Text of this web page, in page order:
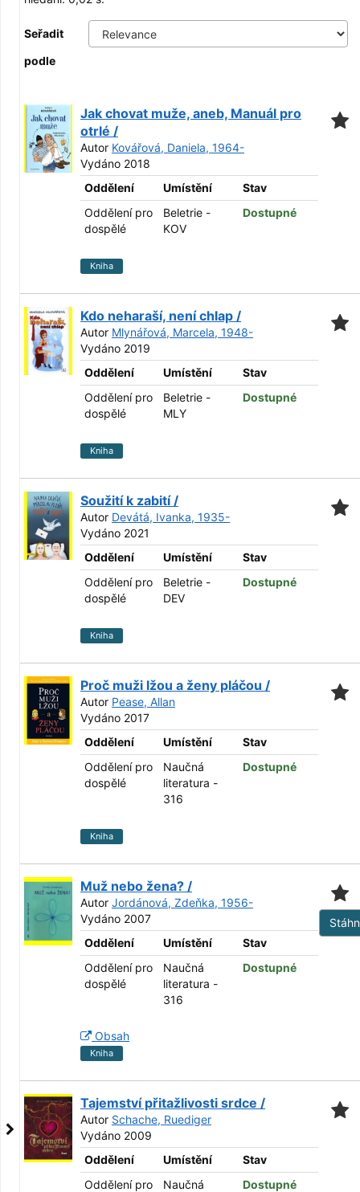
Seřadit
podle
Jak chovat muže, aneb, Manuál pro
otrlé /
Autor Kovářová, Daniela, 1964-
Vydáno 2018
Oddělení
Umístění
Stav
Oddělení pro
dospělé
Beletrie -
KOV
Dostupné
Kniha
Kdo neharaší, není chlap /
Autor Mlynářová, Marcela, 1948-
Vydáno 2019
Oddělení
Umístění
Stav
Oddělení pro
dospělé
Beletrie -
MLY
Dostupné
Kniha
Soužití k zabití /
Autor Devátá, Ivanka, 1935-
Vydáno 2021
Oddělení
Umístění
Stav
Oddělení pro
dospělé
Beletrie -
DEV
Dostupné
Kniha
Proč muži lžou a ženy pláčou /
Autor Pease, Allan
Vydáno 2017
Oddělení
Umístění
Stav
Oddělení pro
dospělé
Naučná
literatura -
316
Dostupné
Kniha
Muž nebo žena? /
Autor Jordánová, Zdeňka, 1956-
Vydáno 2007
Oddělení
Umístění
Stav
Oddělení pro
dospělé
Naučná
literatura -
316
Dostupné
Obsah
Kniha
Tajemství přitažlivosti srdce /
Autor Schache, Ruediger
Vydáno 2009
Oddělení
Umístění
Stav
Oddělení pro
Naučná
Dostupné